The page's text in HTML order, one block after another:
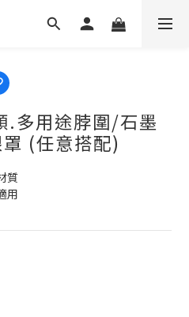
.多用途脖圍/石墨
(任意搭配)
質
用